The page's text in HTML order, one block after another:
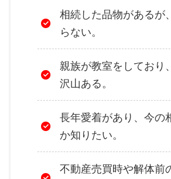
相続した品物があるが
らない。
親族が教室をしており
沢山ある。
長年愛着があり、今の
か知りたい。
不動産売買時や解体前